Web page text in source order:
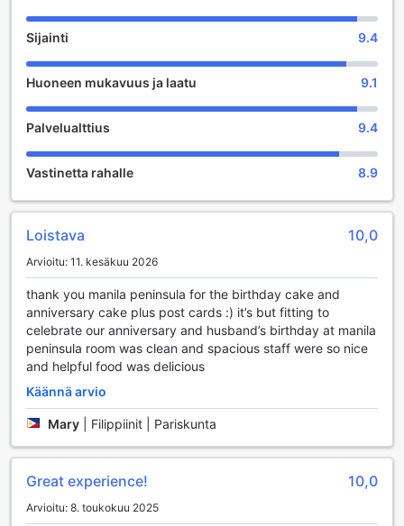
unohtumatonta. Hotellin sisätiloissa sijaitsevat erikoisliikkeet
tarjoavat ainutlaatuisia ostosmahdollisuuksia, joissa voit
löytää paikallisia käsitöitä, muotia ja muita lahjatavaroita.
Olitpa etsimässä jotain erityistä itsellesi tai lahjaksi, hotellin
Rentoutumisen ystäville The Peninsula Manila tarjoaa myös
ensiluokkaisia kauneus- ja hyvinvointipalveluja. Hotellin
salonki tarjoaa erilaisia hius- ja kauneushoitoja, jotka
auttavat sinua tuntemaan itsesi raikkaaksi ja kauniiksi.
hieronnoista ja rentouttavista hoidoista, jotka virkistävät
kehoasi ja mieltäsi. Ulkoilma-alueet, kuten kauniisti hoidettu
puutarha, tarjoavat rauhallisen ympäristön, jossa voit
nauttia luonnosta ja rauhoittua kiireisen päivän jälkeen.
Urheilumahdollisuudet The Peninsula Manilassa
The Peninsula Manila tarjoaa vierailleen erinomaiset
urheilumahdollisuudet, jotka tekevät lomasta tai
liikematkasta entistäkin miellyttävämmän. Hotellin moderni
fitness-keskus on avoinna vuorokauden ympäri, joten voit
treenata juuri silloin kun sinulle parhaiten sopii. Fitness-
keskus on varustettu uusimmalla kuntosalilaitteistolla, ja se
on täysin ilmainen kaikille vieraille. Mikäli kaipaat
lisähaastetta, voit myös valita maksullisia palveluita, jotka
tarjoavat entistä monipuolisempia harjoitusmahdollisuuksia.
treenin jälkeen tai vain rentoutua auringossa. Uima-altaan
Sijainti 9.4
Huoneen mukavuus ja laatu 9.1
Palvelualttius 9.4
Vastinetta rahalle 8.9
Loistava 10,0
Arvioitu: 11. kesäkuu 2026
thank you manila peninsula for the birthday cake and
anniversary cake plus post cards :) it’s but fitting to
celebrate our anniversary and husband’s birthday at manila
peninsula room was clean and spacious staff were so nice
and helpful food was delicious
Käännä arvio
Mary Filippiinit | Pariskunta
Great experience! 10,0
Arvioitu: 8. toukokuu 2025